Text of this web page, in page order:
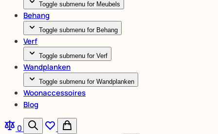
Toggle submenu for Meubels
Behang
Toggle submenu for Behang
Verf
Toggle submenu for Verf
Wandplanken
Toggle submenu for Wandplanken
Woonaccessoires
Blog
0